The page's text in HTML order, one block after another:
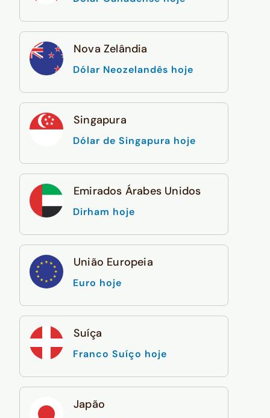
Nova Zelândia
Dólar Neozelandês hoje
Singapura
Dólar de Singapura hoje
Emirados Árabes Unidos
Dirham hoje
União Europeia
Euro hoje
Suíça
Franco Suíço hoje
Japão